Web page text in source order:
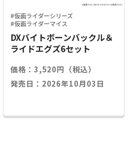
#仮面ライダーシリーズ
#仮面ライダーマイス
DXバイトボーンバックル＆
ライドエグズ6セット
価格：3,520円（税込）
発売日：2026年10月03日